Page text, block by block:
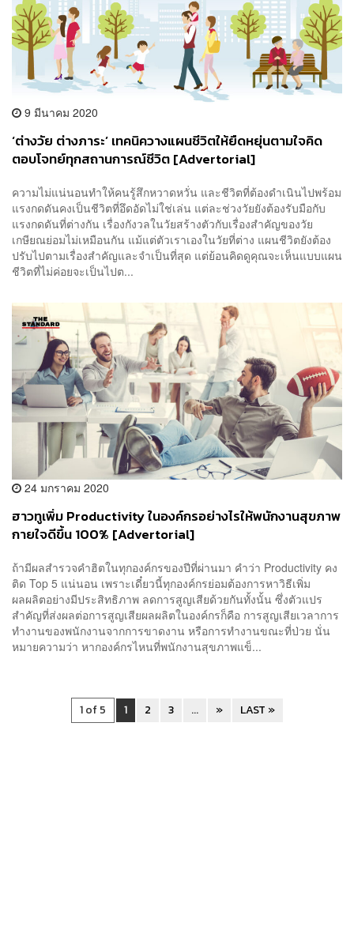
9 มีนาคม 2020
‘ต่างวัย ต่างภาระ’ เทคนิควางแผนชีวิตให้ยืดหยุ่นตามใจคิด
ตอบโจทย์ทุกสถานการณ์ชีวิต [Advertorial]
ความไม่แน่นอนทำให้คนรู้สึกหวาดหวั่น และชีวิตที่ต้องดำเนินไปพร้อม
แรงกดดันคงเป็นชีวิตที่อึดอัดไม่ใช่เล่น แต่ละช่วงวัยยังต้องรับมือกับ
แรงกดดันที่ต่างกัน เรื่องกังวลในวัยสร้างตัวกับเรื่องสำคัญของวัย
เกษียณย่อมไม่เหมือนกัน แม้แต่ตัวเราเองในวัยที่ต่าง แผนชีวิตยังต้อง
ปรับไปตามเรื่องสำคัญและจำเป็นที่สุด แต่ย้อนคิดดูคุณจะเห็นแบบแผน
ชีวิตที่ไม่ค่อยจะเป็นไปต...
24 มกราคม 2020
ฮาวทูเพิ่ม Productivity ในองค์กรอย่างไรให้พนักงานสุขภาพ
กายใจดีขึ้น 100% [Advertorial]
ถ้ามีผลสำรวจคำฮิตในทุกองค์กรของปีที่ผ่านมา คำว่า Productivity คง
ติด Top 5 แน่นอน เพราะเดี๋ยวนี้ทุกองค์กรย่อมต้องการหาวิธีเพิ่ม
ผลผลิตอย่างมีประสิทธิภาพ ลดการสูญเสียด้วยกันทั้งนั้น ซึ่งตัวแปร
สำคัญที่ส่งผลต่อการสูญเสียผลผลิตในองค์กรก็คือ การสูญเสียเวลาการ
ทำงานของพนักงานจากการขาดงาน หรือการทำงานขณะที่ป่วย นั่น
หมายความว่า หากองค์กรไหนที่พนักงานสุขภาพแข็...
1 of 5 1 2 3 ... » LAST »